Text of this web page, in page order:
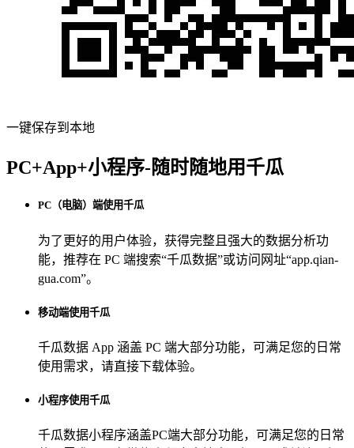
一键保存到本地
PC+App+小程序-随时随地用千瓜
PC（电脑）端使用千瓜
为了更好的用户体验，获得完整且强大的数据分析功
能，推荐在 PC 端搜索“千瓜数据”或访问网址“app.qian-
gua.com”。
移动端使用千瓜
千瓜数据 App 涵盖 PC 端大部分功能，可满足您的日常
使用需求，请直接下载体验。
小程序使用千瓜
千瓜数据小程序涵盖PC端大部分功能，可满足您的日常